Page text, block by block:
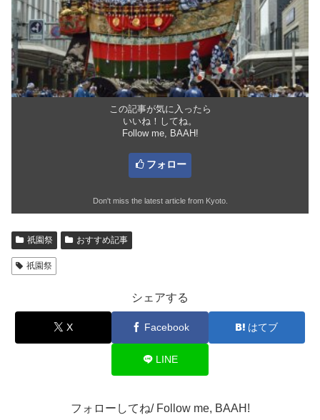
この記事が気に入ったら
いいね！してね。
Follow me, BAAH!
フォロー
Don't miss the latest article from Kyoto.
祇園祭 おすすめ記事
祇園祭
シェアする
X Facebook はてブ
LINE
フォローしてね/ Follow me, BAAH!